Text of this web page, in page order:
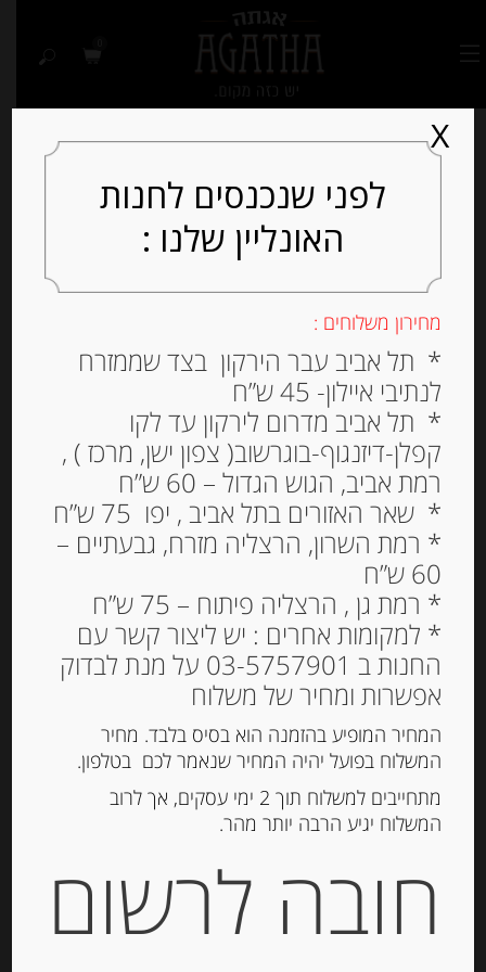
Out of
פסטה סמולינה מקמח
דורום TERRE SCELTE
FETTUCCINE
₪19.00
מחיר ל 100 גרם: 3.80 ש"ח
המלאי אזל
מק"ט:8057737260414
קטגוריות:פסטה ואורז ,פסטה יבשה ואורז
תגיות:פסטה,קמח דורום
לפני שנכנסים לחנות
האונליין שלנו :
מחירון משלוחים :
* תל אביב עבר הירקון בצד שממזרח
לנתיבי איילון- 45 ש”ח
* תל אביב מדרום לירקון עד לקו
קפלן-דיזנגוף-בוגרשוב( צפון ישן, מרכז ) ,
רמת אביב, הגוש הגדול – 60 ש”ח
* שאר האזורים בתל אביב , יפו 75 ש”ח
* רמת השרון, הרצליה מזרח, גבעתיים –
60 ש”ח
* רמת גן , הרצליה פיתוח – 75 ש”ח
* למקומות אחרים : יש ליצור קשר עם
החנות ב 03-5757901 על מנת לבדוק
אפשרות ומחיר של משלוח
המחיר המופיע בהזמנה הוא בסיס בלבד. מחיר
המשלוח בפועל יהיה המחיר שנאמר לכם בטלפון.
מתחייבים למשלוח תוך 2 ימי עסקים, אך לרוב
המשלוח יגיע הרבה יותר מהר.
חובה לרשום
X